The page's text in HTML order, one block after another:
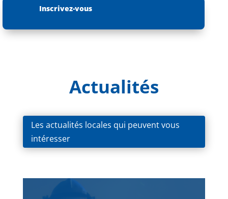
Inscrivez-vous
Actualités
Les actualités locales qui peuvent vous
intéresser